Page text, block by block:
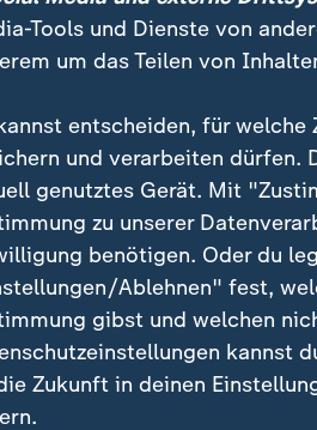
psychiatrischen Einrichtung
auf Erkrankung
22. Januar in einem Park in
41-jährigen Mann mit einem
Ermittler hatten schnell
gefunden - unter
den Angriff verhindern
Tools und Dienste von
um das Teilen von
entscheiden, für welche
und verarbeiten dürfen.
genutztes Gerät. Mit
zu unserer
benötigen. Oder du
Ablehnen" fest,
gibst und welchen
kannst
Zukunft in deinen